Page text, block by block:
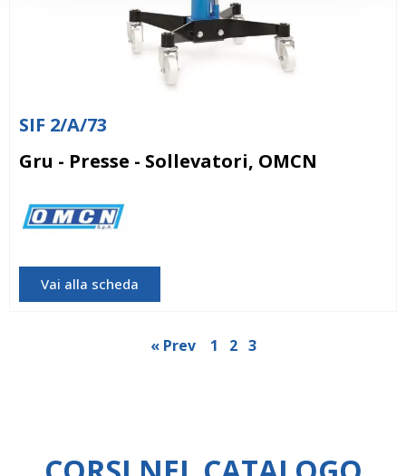
SIF 2/A/73
Gru - Presse - Sollevatori, OMCN
Vai alla scheda
« Prev 1 2 3